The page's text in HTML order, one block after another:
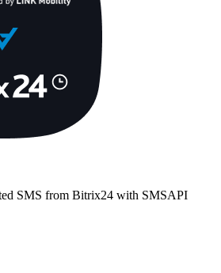
SMS from Bitrix24 with SMSAPI